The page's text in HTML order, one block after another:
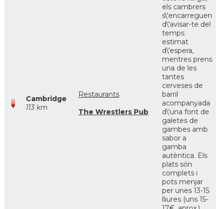
Cambridge
113 km
Restaurants
The Wrestlers Pub
els cambrers
s\'encarreguen
d\'avisar-te del
temps
estimat
d\'espera,
mentres prens
una de les
tantes
cerveses de
barril
acompanyada
d\'una font de
galetes de
gambes amb
sabor a
gamba
autèntica. Els
plats són
complets i
pots menjar
per unes 13-15
lliures (uns 15-